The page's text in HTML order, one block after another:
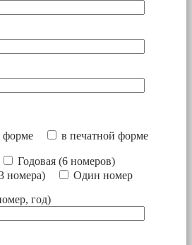
форме в печатной форме
Годовая (6 номеров)
номера)
Один номер
год)